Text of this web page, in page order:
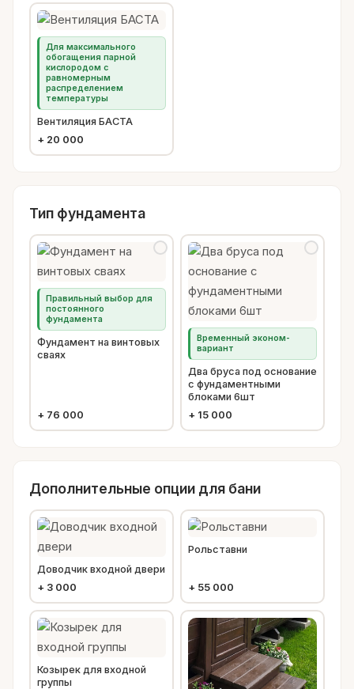
Для максимального
обогащения парной
кислородом с
равномерным
распределением
температуры
Вентиляция БАСТА
+ 20 000
Тип фундамента
Правильный выбор для
постоянного
фундамента
Фундамент на винтовых
сваях
+ 76 000
Временный эконом-
вариант
Два бруса под основание
с фундаментными
блоками 6шт
+ 15 000
Дополнительные опции для бани
Доводчик входной двери
+ 3 000
Рольставни
+ 55 000
Козырек для входной
группы